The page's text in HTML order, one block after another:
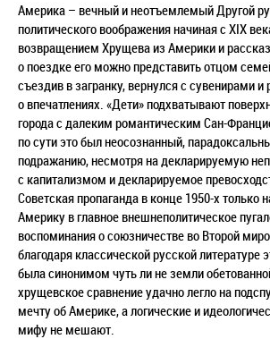
Америка – вечный и неотъемлемый Другой
политического воображения начиная с XIX
возвращением Хрущева из Америки и
о поездке его можно представить отцом
съездив в загранку, вернулся с сувенирами
о впечатлениях. «Дети» подхватывают
города с далеким романтическим Сан-
по сути это был неосознанный,
подражанию, несмотря на декларируемую
с капитализмом и декларируемое
Советская пропаганда в конце 1950-х только
Америку в главное внешнеполитическое
воспоминания о союзничестве во Второй
благодаря классической русской литературе
была синонимом чуть ли не земли
хрущевское сравнение удачно легло на
мечту об Америке, а логические и
мифу не мешают.